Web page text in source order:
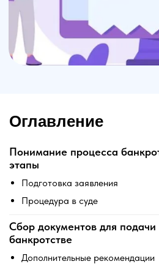
Оглавление
Понимание процесса
этапы
Подготовка заявления
Процедура в суде
Сбор документов для подачи
банкротстве
Дополнительные рекомендации